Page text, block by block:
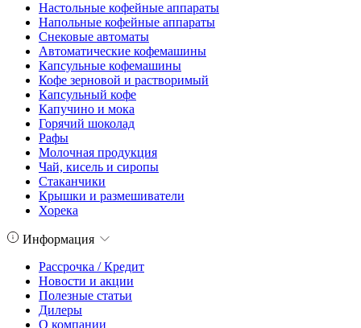
Настольные кофейные аппараты
Напольные кофейные аппараты
Снековые автоматы
Автоматические кофемашины
Капсульные кофемашины
Кофе зерновой и растворимый
Капсульный кофе
Капучино и мока
Горячий шоколад
Рафы
Молочная продукция
Чай, кисель и сиропы
Стаканчики
Крышки и размешиватели
Хорека
Информация
Рассрочка / Кредит
Новости и акции
Полезные статьи
Дилеры
О компании